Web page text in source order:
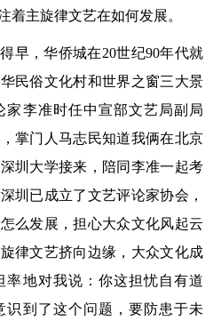
着主旋律文艺在如何发展。
早，华侨城在20世纪90年代就
民俗文化村和世界之窗三大景
家李准时任中宣部文艺局副局
掌门人马志民知道我俩在北京
圳大学接来，陪同李准一起考
圳已成立了文艺评论家协会，
么发展，担心大众文化风起云
律文艺挤向边缘，大众文化成
率地对我说：你这担忧自有道
识到了这个问题，要防患于未